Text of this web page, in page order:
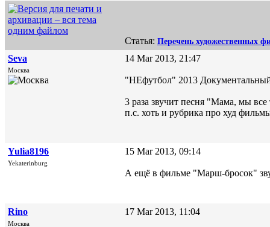
Статья: Перечень художественных
Seva
Москва
14 Mar 2013, 21:47
"НЕфутбол" 2013
3 раза звучит песня "Мама, мы
п.с. хоть и рубрика про худ
Yulia8196
Yekaterinburg
15 Mar 2013, 09:14
А ещё в фильме "Марш-бросок"
Rino
Москва
17 Mar 2013, 11:04